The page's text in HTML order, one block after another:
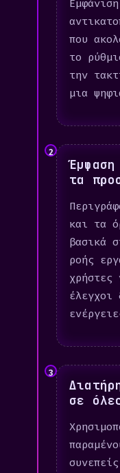
που
το
την
μια
2
τα
και τα
βασικά
ροής
χρήστες
έλεγχοι
3
σε